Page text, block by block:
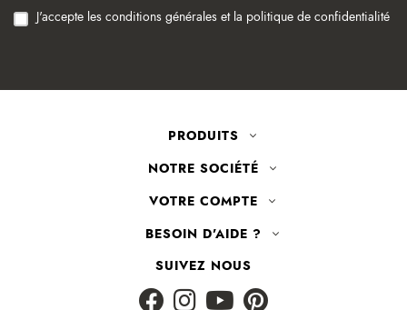
J'accepte les conditions générales et la politique de confidentialité
PRODUITS
NOTRE SOCIÉTÉ
VOTRE COMPTE
BESOIN D'AIDE ?
SUIVEZ NOUS